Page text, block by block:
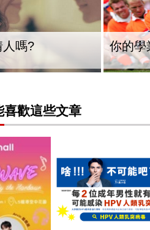
嗎? 你的學
喜歡這些文章